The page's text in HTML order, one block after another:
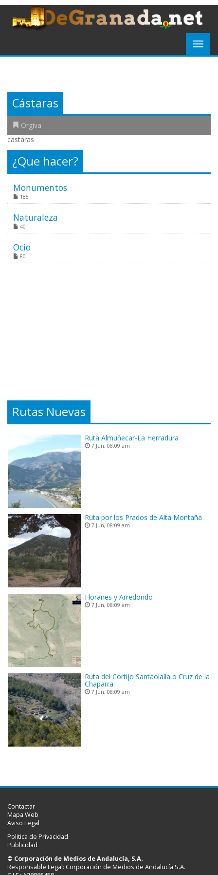
Cástaras
Orgiva
castaras
¿Que hacer?
Monumentos
185
Naturaleza
40
Ocio
80
Rutas Nuevas
Ruta Almuñecar-La Herradura
7 Jun, 08:09 am
Ruta por los Prados de Alta Montaña
7 Jun, 08:09 am
Floranes y Arredondo
7 Jun, 08:09 am
Ruta del Cortijo Santaolalla o Cruz de la
Chaparra
7 Jun, 08:09 am
Contactar
Mapa Web
Aviso Legal
Politica de Privacidad
Publicidad
© Corporación de Medios de Andalucía, S.A.
Responsable Legal: Corporación de Medios de Andalucía S.A.